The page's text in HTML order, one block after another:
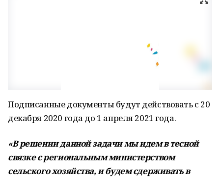
Подписанные документы будут действовать с 20
декабря 2020 года до 1 апреля 2021 года.
«В решении данной задачи мы идем в тесной
связке с региональным министерством
сельского хозяйства, и будем сдерживать в